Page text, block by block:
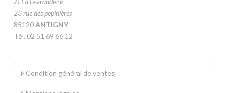
ZI La Levraudière
23 rue des pépinières
85120ANTIGNY
Tél. 02 51 69 66 12
Condition général de ventes